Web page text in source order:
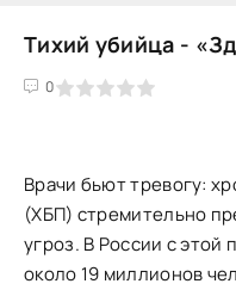
Тихий убийца -
0
5
Врачи бьют тревогу:
(ХБП) стремительно
угроз. В России с этой
около 19 миллионов